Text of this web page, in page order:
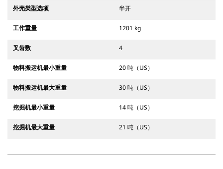
外壳类型选项 半开
工作重量 1201 kg
叉齿数 4
物料搬运机最小重量 20 吨（US）
物料搬运机最大重量 30 吨（US）
挖掘机最小重量 14 吨（US）
挖掘机最大重量 21 吨（US）